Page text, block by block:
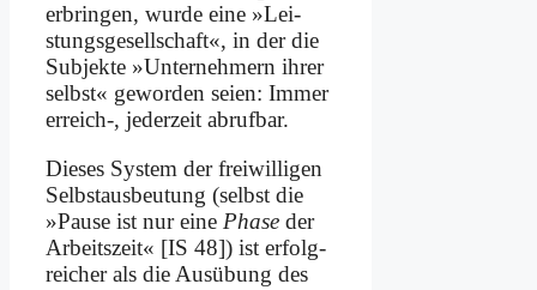
er­brin­gen, wur­de ei­ne »Lei­
stungs­ge­sell­schaft«, in der die
Sub­jek­te »Un­ter­neh­mern ih­rer
selbst« ge­wor­den sei­en: Im­mer
erreich‑, je­der­zeit ab­ruf­bar.
Die­ses Sy­stem der frei­wil­li­gen
Selbst­aus­beu­tung (selbst die
»Pau­se ist nur ei­ne Pha­se der
Ar­beits­zeit« [IS 48]) ist er­folg­
rei­cher als die Aus­übung des